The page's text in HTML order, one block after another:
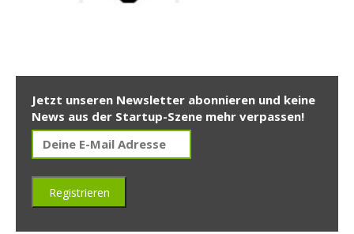
Jetzt unseren Newsletter abonnieren und keine
News aus der Startup-Szene mehr verpassen!